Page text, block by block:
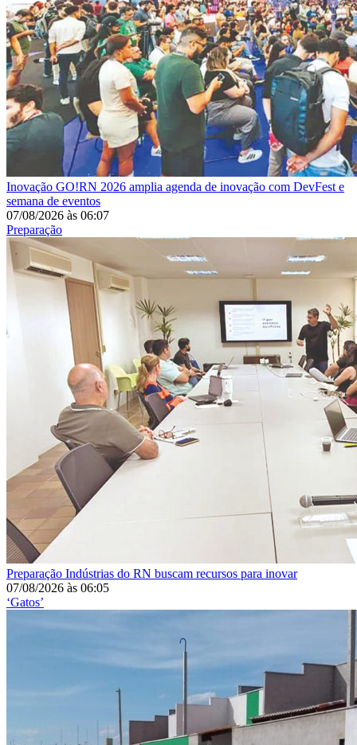
Inovação GO!RN 2026 amplia agenda de inovação com DevFest e
semana de eventos
07/08/2026 às 06:07
Preparação
Preparação Indústrias do RN buscam recursos para inovar
07/08/2026 às 06:05
‘Gatos’